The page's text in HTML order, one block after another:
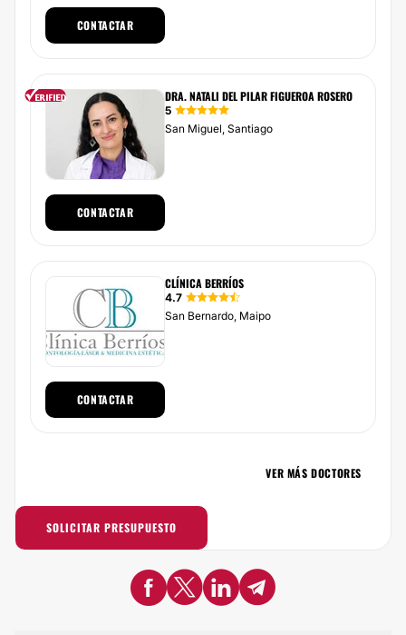
CONTACTAR
DRA. NATALI DEL PILAR FIGUEROA ROSERO
5
San Miguel, Santiago
CONTACTAR
CLÍNICA BERRÍOS
4.7
San Bernardo, Maipo
CONTACTAR
VER MÁS DOCTORES
SOLICITAR PRESUPUESTO